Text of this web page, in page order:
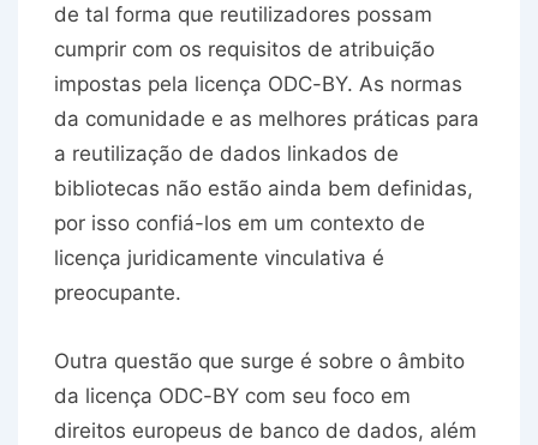
de tal forma que reutilizadores possam
cumprir com os requisitos de atribuição
impostas pela licença ODC-BY. As normas
da comunidade e as melhores práticas para
a reutilização de dados linkados de
bibliotecas não estão ainda bem definidas,
por isso confiá-los em um contexto de
licença juridicamente vinculativa é
preocupante.
Outra questão que surge é sobre o âmbito
da licença ODC-BY com seu foco em
direitos europeus de banco de dados, além